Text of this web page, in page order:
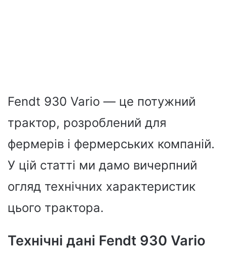
Fendt 930 Vario — це потужний
трактор, розроблений для
фермерів і фермерських компаній.
У цій статті ми дамо вичерпний
огляд технічних характеристик
цього трактора.
Технічні дані Fendt 930 Vario